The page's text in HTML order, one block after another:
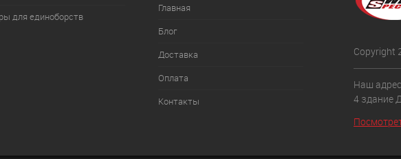
для единоборств
Главная
Блог
Доставка
Оплата
Контакты
Copyright
Наш
4 здание